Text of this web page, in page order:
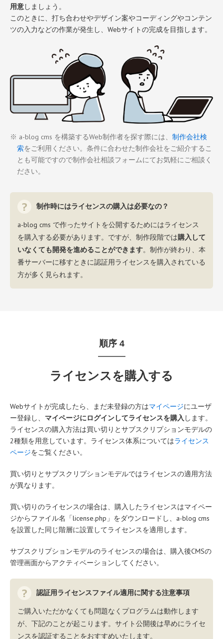
用意しましょう。
このときに、打ち合わせやデザイン案やコーディングやコンテン
ツの入力などの作業が発生し、Webサイトの完成を目指します。
※ a-blog cms を構築するWeb制作者を探す際には、 制作会社検
索をご利用ください。条件に合わせた制作会社をご紹介するこ
とも可能ですので制作会社相談フォームにてお気軽にご相談く
ださい。
制作時にはライセンスの購入は必要なの？
a-blog cms で作ったサイトを公開するためにはライセンス
を購入する必要があります。ですが、制作段階では購入して
いなくても開発を進めることができます。制作が終わり、本
番サーバーに移すときに認証用ライセンスを購入されている
方が多く見られます。
順序 4
ライセンスを購入する
Webサイトが完成したら、まだ未登録の方はマイページにユーザ
ー登録し、 マイページにログインしてライセンスを購入 します。
ライセンスの購入方法は買い切りとサブスクリプションモデルの
2種類を用意しています。ライセンス体系についてはライセンス
ページをご覧ください。
買い切りとサブスクリプションモデルではライセンスの適用方法
が異なります。
買い切りのライセンスの場合は、購入したライセンスはマイペー
ジからファイル名「license.php」をダウンロードし、a-blog cms
を設置した同じ階層に設置してライセンスを適用します。
サブスクリプションモデルのライセンスの場合は、購入後CMSの
管理画面からアクティベーションしてください。
認証用ライセンスファイル適用に関する注意事項
ご購入いただかなくても問題なくプログラムは動作します
が、下記のことが起こります。サイト公開後は早めにライセ
ンスを認証することをおすすめいたします。